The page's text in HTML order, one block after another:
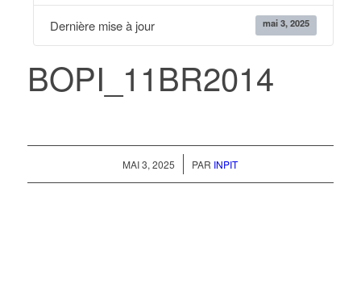
Dernière mise à jour mai 3, 2025
BOPI_11BR2014
MAI 3, 2025
/ PAR INPIT